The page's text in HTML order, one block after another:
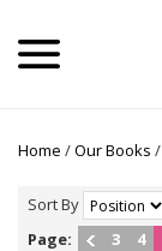
Home /Our Books /
Sort By
Page:
3 4